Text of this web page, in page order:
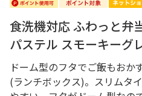
食洗機対応 ふわっと弁
パステル スモーキーグ
ドーム型のフタでご飯もおか
(ランチボックス)。スリムタ